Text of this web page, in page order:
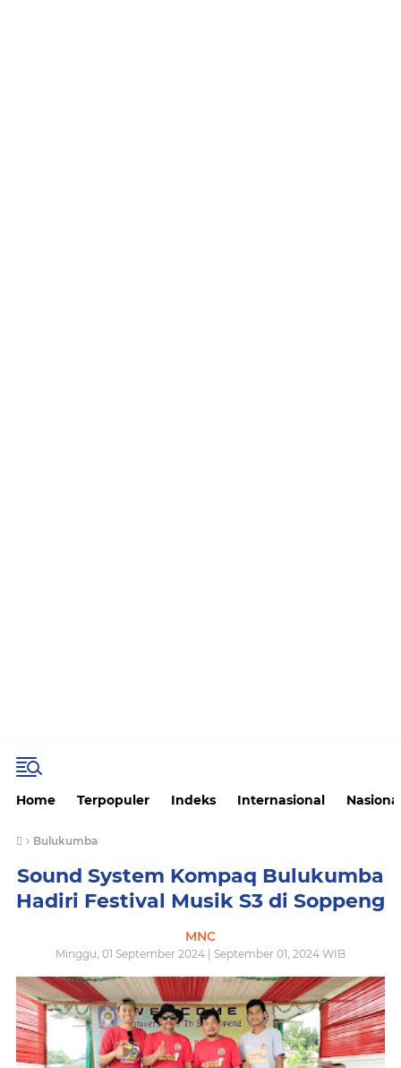
Home Terpopuler Indeks Internasional
› Bulukumba
Sound System Kompaq Bulukumba
Hadiri Festival Musik S3 di Soppeng
MNC
Minggu, 01 September 2024 | September 01, 2024 WIB